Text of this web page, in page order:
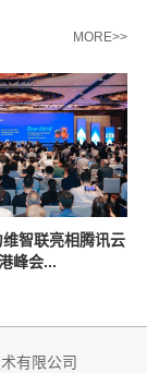
MORE>>
智联亮相腾讯云
峰会...
有限公司